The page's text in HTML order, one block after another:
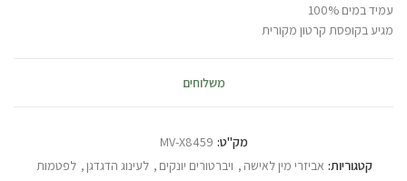
עמיד במים 100%
מגיע בקופסת קרטון מקורית
משלוחים
מק"ט: MV-X8459
קטגוריות: אביזרי מין לאישה , ויברטורים יונקים , לעינוג הדגדגן, לפטמות